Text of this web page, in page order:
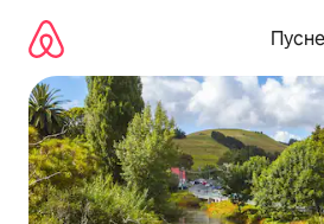
съдържанието